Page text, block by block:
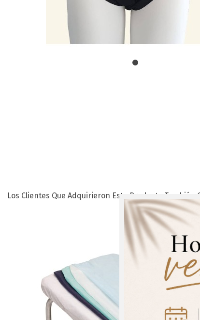
Los Clientes Que Adquirieron Este Producto También